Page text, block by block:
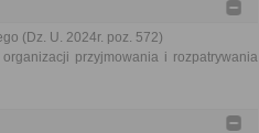
(Dz. U. 2024r. poz. 572)
przyjmowania i rozpatrywania